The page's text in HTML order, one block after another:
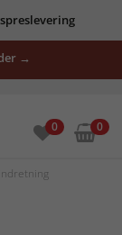
→
0 0